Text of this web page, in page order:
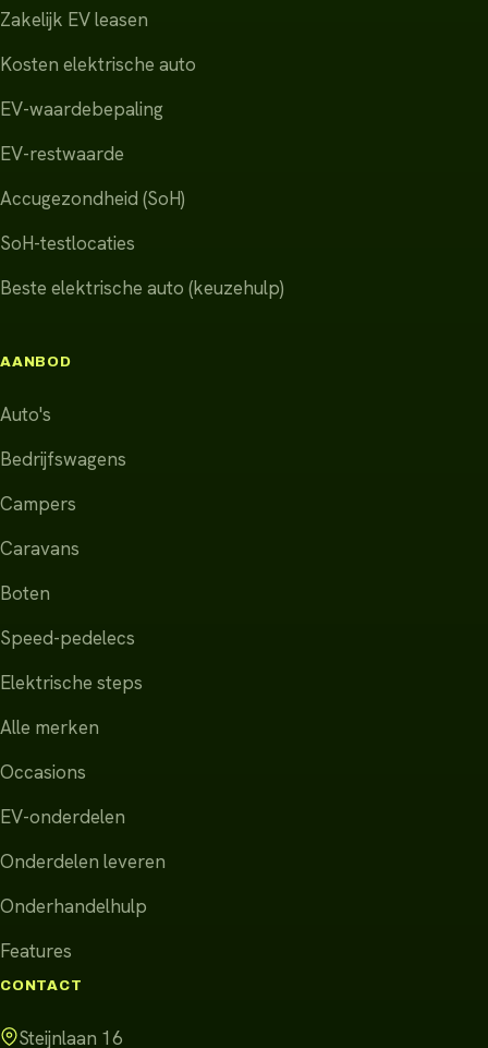
Zakelijk EV leasen
Kosten elektrische auto
EV-waardebepaling
EV-restwaarde
Accugezondheid (SoH)
SoH-testlocaties
Beste elektrische auto (keuzehulp)
AANBOD
Auto's
Bedrijfswagens
Campers
Caravans
Boten
Speed-pedelecs
Elektrische steps
Alle merken
Occasions
EV-onderdelen
Onderdelen leveren
Onderhandelhulp
Features
CONTACT
Steijnlaan 16